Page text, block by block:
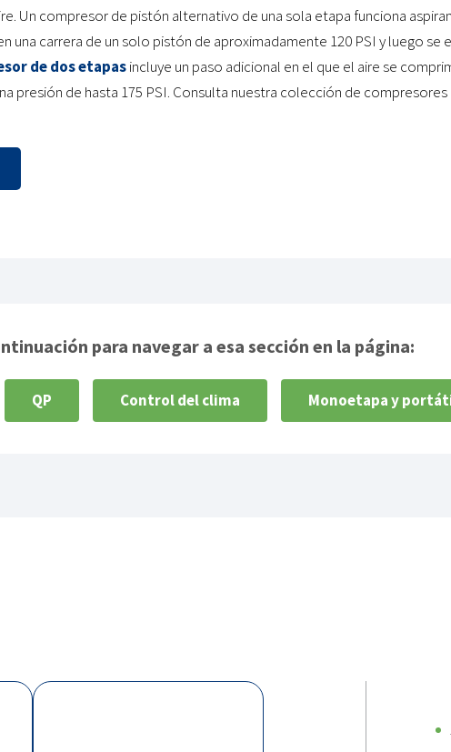
Un compresor de pistón alternativo de una sola etapa funciona
una carrera de un solo pistón de aproximadamente 120 PSI y luego se
de dos etapasincluye un paso adicional en el que el aire se
presión de hasta 175 PSI. Consulta nuestra colección de compresores
para navegar a esa sección en la página:
QP Control del clima Monoetapa y